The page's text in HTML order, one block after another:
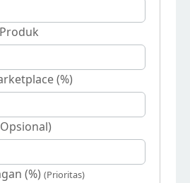
(%)
(%) (Prioritas)